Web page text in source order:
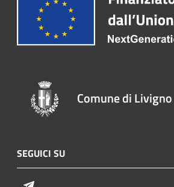
Comune di Livigno
SEGUICI SU